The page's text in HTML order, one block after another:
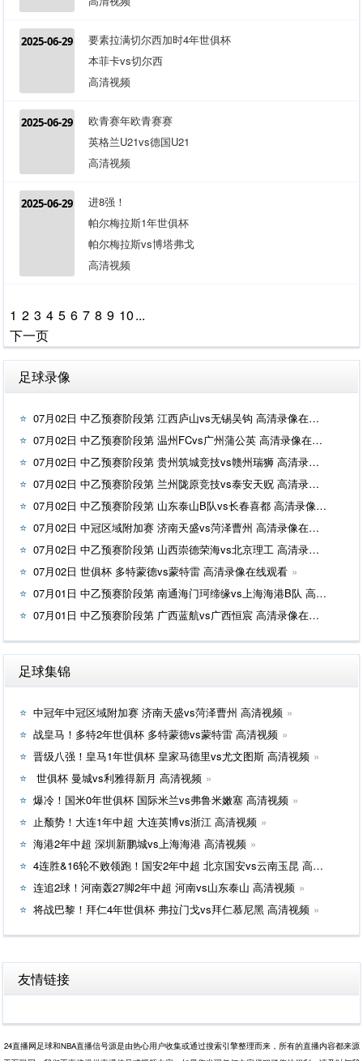
2025-06-29
要素拉满切尔西加时4年世俱杯
本菲卡vs切尔西
高清视频
2025-06-29
欧青赛年欧青赛赛
英格兰U21vs德国U21
高清视频
2025-06-29
进8强！
帕尔梅拉斯1年世俱杯
帕尔梅拉斯vs博塔弗戈
高清视频
1 2 3 4 5 6 7 8 9 10...
下一页
足球录像
07月02日 中乙预赛阶段第 江西庐山vs无锡吴钩 高清录像在线观看
07月02日 中乙预赛阶段第 温州FCvs广州蒲公英 高清录像在线观看
07月02日 中乙预赛阶段第 贵州筑城竞技vs赣州瑞狮 高清录像在线观看
07月02日 中乙预赛阶段第 兰州陇原竞技vs泰安天贶 高清录像在线观看
07月02日 中乙预赛阶段第 山东泰山B队vs长春喜都 高清录像在线观看
07月02日 中冠区域附加赛 济南天盛vs菏泽曹州 高清录像在线观看
07月02日 中乙预赛阶段第 山西崇德荣海vs北京理工 高清录像在线观看
07月02日 世俱杯 多特蒙德vs蒙特雷 高清录像在线观看
07月01日 中乙预赛阶段第 南通海门珂缔缘vs上海海港B队 高清录像在线观看
07月01日 中乙预赛阶段第 广西蓝航vs广西恒宸 高清录像在线观看
足球集锦
中冠年中冠区域附加赛 济南天盛vs菏泽曹州 高清视频
战皇马！多特2年世俱杯 多特蒙德vs蒙特雷 高清视频
晋级八强！皇马1年世俱杯 皇家马德里vs尤文图斯 高清视频
世俱杯 曼城vs利雅得新月 高清视频
爆冷！国米0年世俱杯 国际米兰vs弗鲁米嫩塞 高清视频
止颓势！大连1年中超 大连英博vs浙江 高清视频
海港2年中超 深圳新鹏城vs上海海港 高清视频
4连胜&16轮不败领跑！国安2年中超 北京国安vs云南玉昆 高清视频
连追2球！河南轰27脚2年中超 河南vs山东泰山 高清视频
将战巴黎！拜仁4年世俱杯 弗拉门戈vs拜仁慕尼黑 高清视频
友情链接
24直播网足球和NBA直播信号源是由热心用户收集或通过搜索引擎整理而来，所有的直播内容都来源